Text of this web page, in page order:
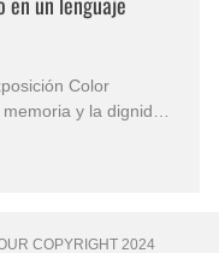
Color
y la dignidad
permanecer en la
COPYRIGHT 2024